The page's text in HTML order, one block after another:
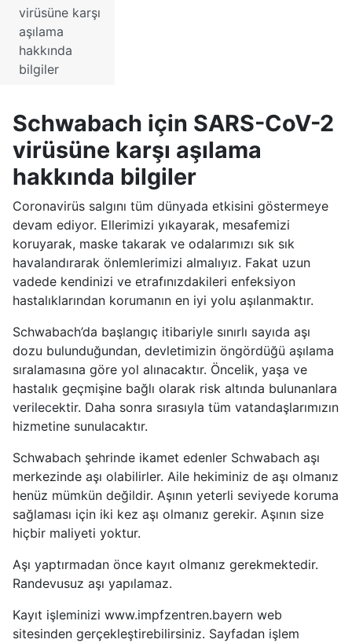
virüsüne karşı
aşılama
hakkında
bilgiler
Schwabach için SARS-CoV-2
virüsüne karşı aşılama
hakkında bilgiler
Coronavirüs salgını tüm dünyada etkisini göstermeye
devam ediyor. Ellerimizi yıkayarak, mesafemizi
koruyarak, maske takarak ve odalarımızı sık sık
havalandırarak önlemlerimizi almalıyız. Fakat uzun
vadede kendinizi ve etrafınızdakileri enfeksiyon
hastalıklarından korumanın en iyi yolu aşılanmaktır.
Schwabach’da başlangıç itibariyle sınırlı sayıda aşı
dozu bulunduğundan, devletimizin öngördüğü aşılama
sıralamasına göre yol alınacaktır. Öncelik, yaşa ve
hastalık geçmişine bağlı olarak risk altında bulunanlara
verilecektir. Daha sonra sırasıyla tüm vatandaşlarımızın
hizmetine sunulacaktır.
Schwabach şehrinde ikamet edenler Schwabach aşı
merkezinde aşı olabilirler. Aile hekiminiz de aşı olmanız
henüz mümkün değildir. Aşının yeterli seviyede koruma
sağlaması için iki kez aşı olmanız gerekir. Aşının size
hiçbir maliyeti yoktur.
Aşı yaptırmadan önce kayıt olmanız gerekmektedir.
Randevusuz aşı yapılamaz.
Kayıt işleminizi www.impfzentren.bayern web
sitesinden gerçekleştirebilirsiniz. Sayfadan işlem